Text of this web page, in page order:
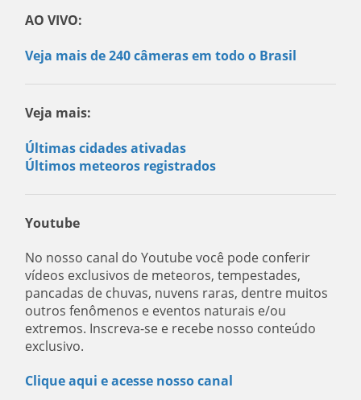
AO VIVO:
Veja mais de 240 câmeras em todo o Brasil
Veja mais:
Últimas cidades ativadas
Últimos meteoros registrados
Youtube
No nosso canal do Youtube você pode conferir
vídeos exclusivos de meteoros, tempestades,
pancadas de chuvas, nuvens raras, dentre muitos
outros fenômenos e eventos naturais e/ou
extremos. Inscreva-se e recebe nosso conteúdo
exclusivo.
Clique aqui e acesse nosso canal